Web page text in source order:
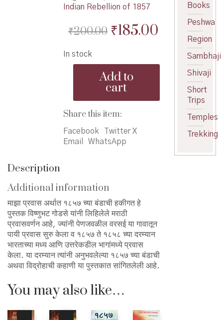
Indian Rebellion of 1857
₹200.00 Original
was:
₹200.00.
₹185.00Current
price
is:
₹185.00.
In stock
माझा
प्रवास
Add to
cart
Share this item:
Facebook
Twitter X
Email
WhatsApp
Description
Additional information
माझा प्रवास अर्थात १८५७ च्या बंडाची हकीगत हे
पुस्तक विष्णुभट गोडसे यांनी लिहिलेले मराठी
प्रवासवर्णन आहे, ज्यांनी पेणजवळील वरसई या गावातून
पायी प्रवास सुरु केला व १८५७ ते १८५८ च्या दरम्यान
भारताच्या मध्य आणि उत्तरेकडील भागांमध्ये प्रवास
केला. या दरम्यान त्यांनी अनुभवलेल्या १८५७ च्या बंडाची
अथवा विद्रोहाची कहाणी या पुस्तकात सांगितलेली आहे.
You may also like…
Books
Peshwa
Region
Sambhaji
Shivaji
Short
Trips
Temples
Trekking